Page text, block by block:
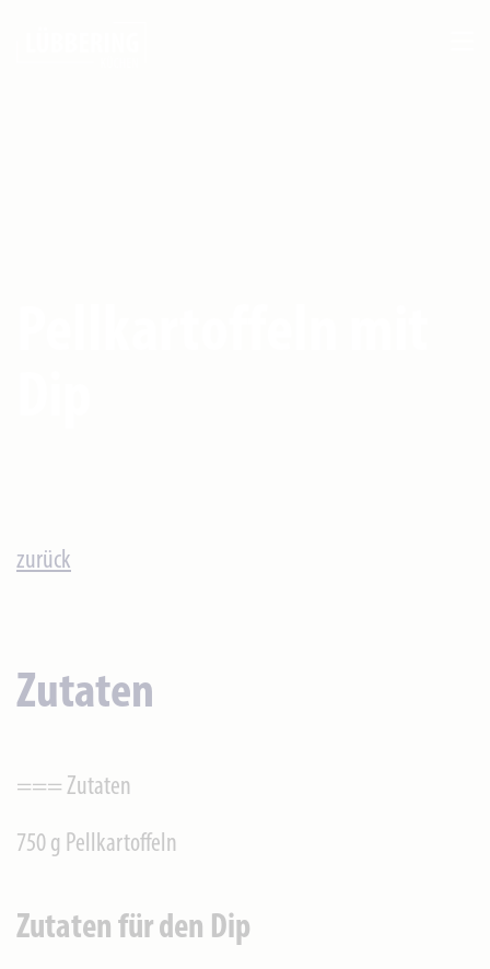
zurück
Zutaten
=== Zutaten
750 g Pellkartoffeln
Zutaten für den Dip